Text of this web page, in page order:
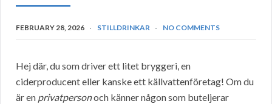
FEBRUARY 28, 2026 STILLDRINKAR NO COMMENTS
Hej där, du som driver ett litet bryggeri, en
ciderproducent eller kanske ett källvattenföretag! Om du
är en privatpersonoch känner någon som buteljerar